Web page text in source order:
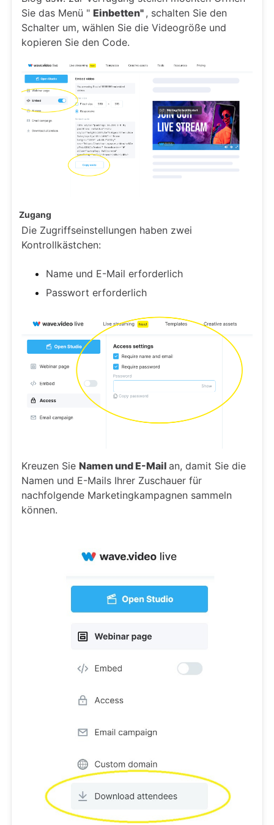
Sie das Menü " Einbetten" , schalten Sie den
Schalter um, wählen Sie die Videogröße und
kopieren Sie den Code.
Zugang
Die Zugriffseinstellungen haben zwei
Kontrollkästchen:
Name und E-Mail erforderlich
Passwort erforderlich
Kreuzen Sie Namen und E-Mail an, damit Sie die
Namen und E-Mails Ihrer Zuschauer für
nachfolgende Marketingkampagnen sammeln
können.